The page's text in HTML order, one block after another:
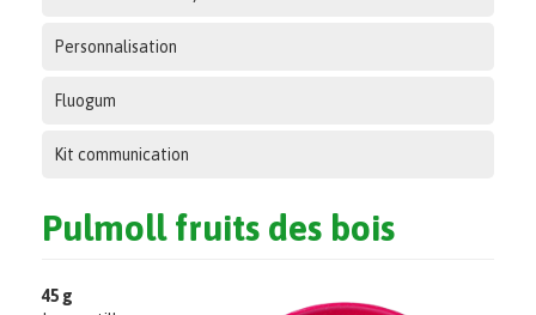
Personnalisation
Fluogum
Kit communication
Pulmoll fruits des bois
45 g